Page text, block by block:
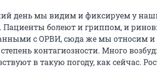
день мы видим и фиксируем у
Пациенты болеют и гриппом, и
с ОРВИ, сюда же мы относим и
контагиозности. Много
в такую погоду, как сейчас.